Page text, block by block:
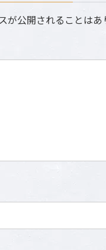
が公開されることはあ